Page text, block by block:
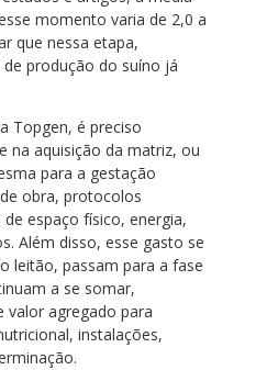
momento varia de 2,0 a
que nessa etapa,
produção do suíno já
Topgen, é preciso
na aquisição da matriz, ou
para a gestação
obra, protocolos
espaço físico, energia,
Além disso, esse gasto se
leitão, passam para a fase
a se somar,
agregado para
instalações,